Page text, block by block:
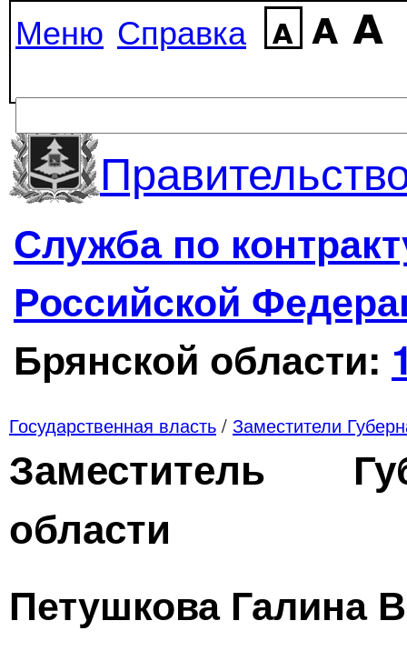
Меню Справка
Служба по
Российской
Брянской области:
Государственная власть / Заместители
Заместитель
области
Петушкова Галина